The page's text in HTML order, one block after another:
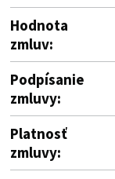
Hodnota
zmluv:
Podpísanie
zmluvy:
Platnosť
zmluvy: